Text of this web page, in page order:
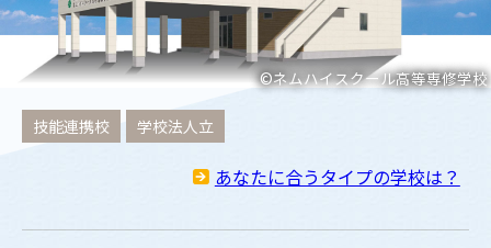
©ネムハイスクール高等専修学校
技能連携校 学校法人立
あなたに合うタイプの学校は？